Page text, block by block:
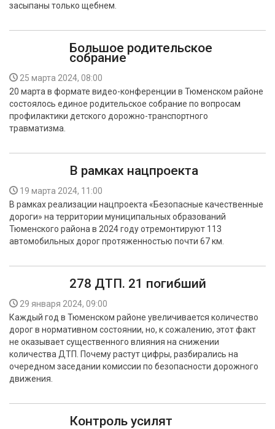
засыпаны только щебнем.
Большое родительское
собрание
25 марта 2024, 08:00
20 марта в формате видео-конференции в Тюменском районе
состоялось единое родительское собрание по вопросам
профилактики детского дорожно-транспортного
травматизма.
В рамках нацпроекта
19 марта 2024, 11:00
В рамках реализации нацпроекта «Безопасные качественные
дороги» на территории муниципальных образований
Тюменского района в 2024 году отремонтируют 113
автомобильных дорог протяженностью почти 67 км.
278 ДТП. 21 погибший
29 января 2024, 09:00
Каждый год в Тюменском районе увеличивается количество
дорог в нормативном состоянии, но, к сожалению, этот факт
не оказывает существенного влияния на снижении
количества ДТП. Почему растут цифры, разбирались на
очередном заседании комиссии по безопасности дорожного
движения.
Контроль усилят